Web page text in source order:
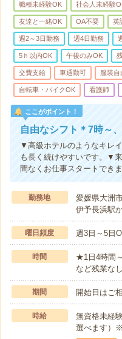
職種未経験OK 社会人未経験
友達と一緒OK OA不要 英
週2～3日勤務 週4日勤務
5ｈ以内OK 午後のみOK
交費支給 車通勤可 服装自
自転車・バイクOK 看護師
ここがポイント！
自由なシフト＊7時～
▼高級ホテルのようなキレ
も長く続けやすいです。▼
間なくお仕事スタートできま
勤務地
愛媛県大洲
伊予長浜駅
曜日頻度 週3日～5日
時間
★1日4時間
など残業な
期間 開始日はご
時給
無資格未経
選べます）※